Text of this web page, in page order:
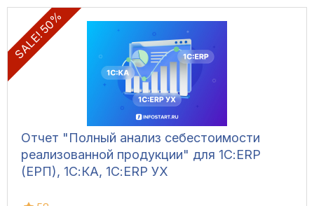
SALE! 50%
Отчет "Полный анализ себестоимости
реализованной продукции" для 1С:ERP
(ЕРП), 1С:КА, 1С:ERP УХ